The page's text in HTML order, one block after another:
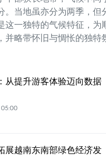
。当地虽亦分为两季，但
这一独特的气候特征，为
并略带怀旧与惆怅的独特
从提升游客体验迈向数据
展越南东南部绿色经济发